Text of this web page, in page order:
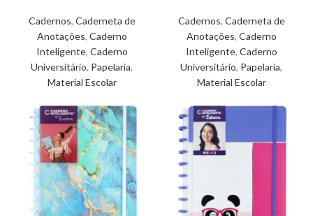
Cadernos, Caderneta de
Anotações, Caderno
Inteligente, Caderno
Universitário, Papelaria,
Material Escolar
Cadernos, Caderneta de
Anotações, Caderno
Inteligente, Caderno
Universitário, Papelaria,
Material Escolar